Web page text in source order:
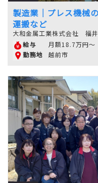
製造業｜プレス機械
運搬など
大和金属工業株式会社 福
給与
月額18.7万円～
勤務地
越前市